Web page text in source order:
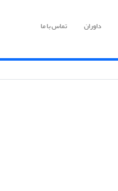
داوران تماس با ما